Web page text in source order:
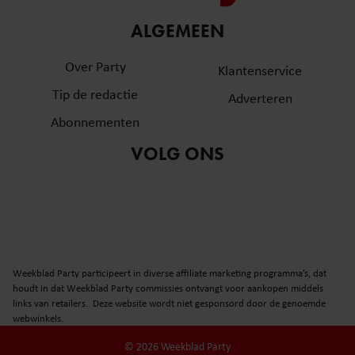
partners voor social media, adverteren en analyse. Deze
informatie die u aan ze heeft verstrekt of die ze hebben
verzameld op basis van uw gebruik van hun services. U
gebruiken.
ALGEMEEN
Over Party
Tip de redactie
Abonnementen
Klantenservice
Adverteren
VOLG ONS
Weekblad Party participeert in diverse affiliate marketing programma’s, dat
houdt in dat Weekblad Party commissies ontvangt voor aankopen middels
links van retailers. Deze website wordt niet gesponsord door de genoemde
webwinkels.
© 2026 Weekblad Party